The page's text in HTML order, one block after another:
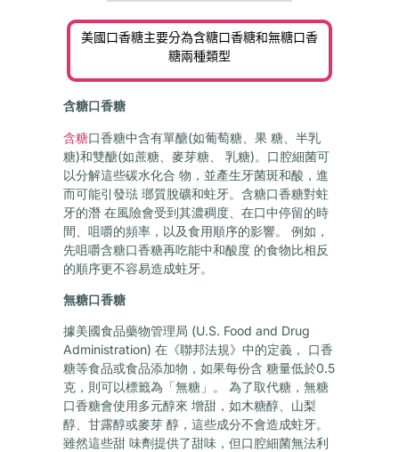
美國口香糖主要分為含糖口香糖和無糖口香
糖兩種類型
含糖口香糖
含糖口香糖中含有單醣(如葡萄糖、果 糖、半乳
糖)和雙醣(如蔗糖、麥芽糖、 乳糖)。口腔細菌可
以分解這些碳水化合 物，並產生牙菌斑和酸，進
而可能引發琺 瑯質脫礦和蛀牙。含糖口香糖對蛀
牙的潛 在風險會受到其濃稠度、在口中停留的時
間、咀嚼的頻率，以及食用順序的影響。 例如，
先咀嚼含糖口香糖再吃能中和酸度 的食物比相反
的順序更不容易造成蛀牙。
無糖口香糖
據美國食品藥物管理局 (U.S. Food and Drug
Administration) 在《聯邦法規》中的定義， 口香
糖等食品或食品添加物，如果每份含 糖量低於0.5
克，則可以標籤為「無糖」。 為了取代糖，無糖
口香糖會使用多元醇來 增甜，如木糖醇、山梨
醇、甘露醇或麥芽 醇，這些成分不會造成蛀牙。
雖然這些甜 味劑提供了甜味，但口腔細菌無法利